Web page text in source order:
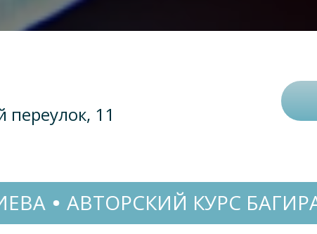
11
КУРС БАГИРА МЕХТИЕВА